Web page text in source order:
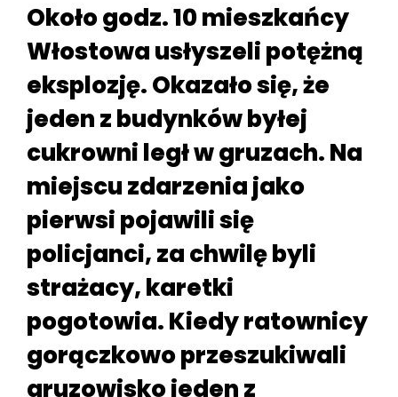
Około godz. 10 mieszkańcy
Włostowa usłyszeli potężną
eksplozję. Okazało się, że
jeden z budynków byłej
cukrowni legł w gruzach. Na
miejscu zdarzenia jako
pierwsi pojawili się
policjanci, za chwilę byli
strażacy, karetki
pogotowia. Kiedy ratownicy
gorączkowo przeszukiwali
gruzowisko jeden z